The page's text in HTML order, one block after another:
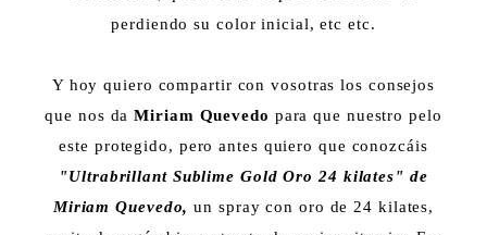
perdiendo su color inicial, etc etc.
Y hoy quiero compartir con vosotras los consejos
que nos daMiriam Quevedo para que nuestro pelo
este protegido, pero antes quiero que conozcáis
"Ultrabrillant Sublime Gold Oro 24 kilates" de
Miriam Quevedo, un spray con oro de 24 kilates,